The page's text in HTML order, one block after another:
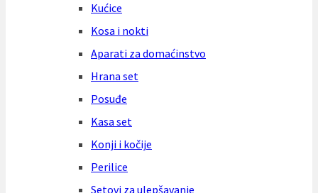
Kućice
Kosa i nokti
Aparati za domaćinstvo
Hrana set
Posuđe
Kasa set
Konji i kočije
Perilice
Setovi za ulepšavanje